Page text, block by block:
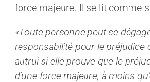
force majeure. Il se lit comme
«Toute personne peut se
responsabilité pour le préjudice
autrui si elle prouve que le
d’une force majeure, à moins